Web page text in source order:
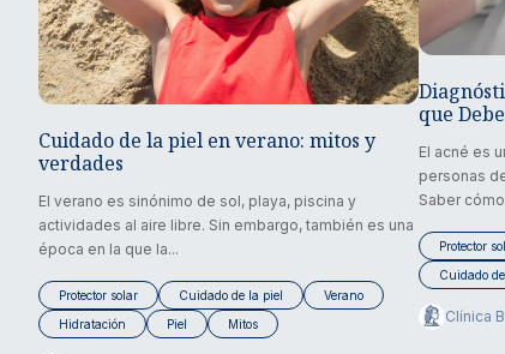
Cuidado de la piel en verano: mitos y
verdades
El verano es sinónimo de sol, playa, piscina y
actividades al aire libre. Sin embargo, también es una
época en la que la...
Protector solar Cuidado de la piel
Verano
Hidratación
Piel Mitos
que
El acné es
personas
Saber
Protector
Cuidado
Clínica